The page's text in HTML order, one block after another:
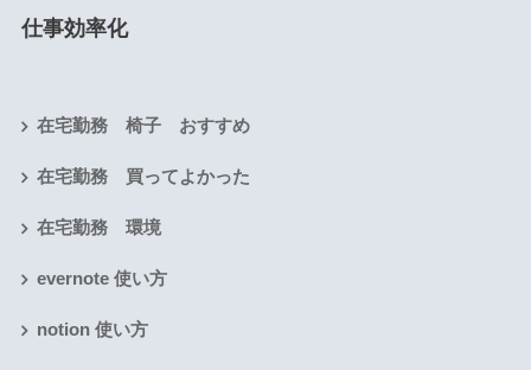
仕事効率化
在宅勤務 椅子 おすすめ
在宅勤務 買ってよかった
在宅勤務 環境
evernote 使い方
notion 使い方